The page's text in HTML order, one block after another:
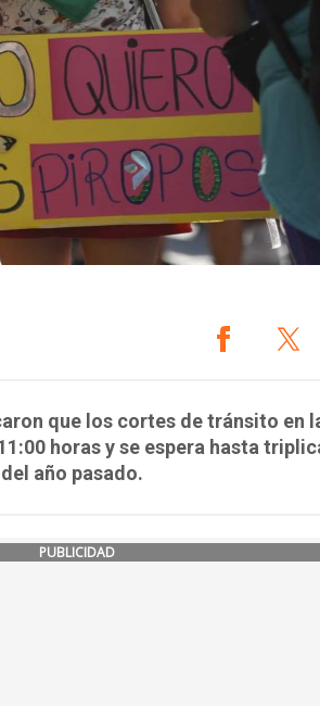
que los cortes de tránsito en
horas y se espera hasta
año pasado.
PUBLICIDAD